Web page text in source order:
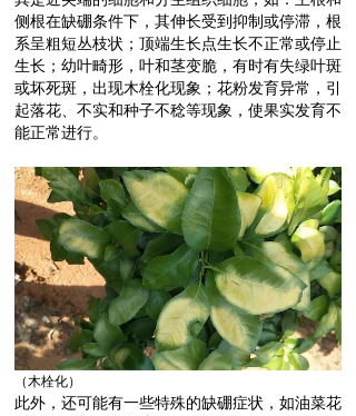
侧根在缺硼条件下，其伸长受到抑制或停滞，根
系呈粗短丛枝状；顶端生长点生长不正常或停止
生长；幼叶畸形，叶和茎变脆，有时有失绿叶斑
或坏死斑，出现木栓化现象；花粉发育异常，引
起落花、不实和种子不稔等现象，使果实发育不
能正常进行。
（木栓化）
此外，还可能有一些特殊的缺硼症状，如油菜花